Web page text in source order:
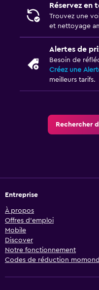
Réservez en
Trouvez une
et nettoyage
Alertes de
Besoin de
Créez une
meilleurs tarifs.
Rechercher
Entreprise
À propos
Offres d’emploi
Mobile
Discover
Notre fonctionnement
Codes de réduction